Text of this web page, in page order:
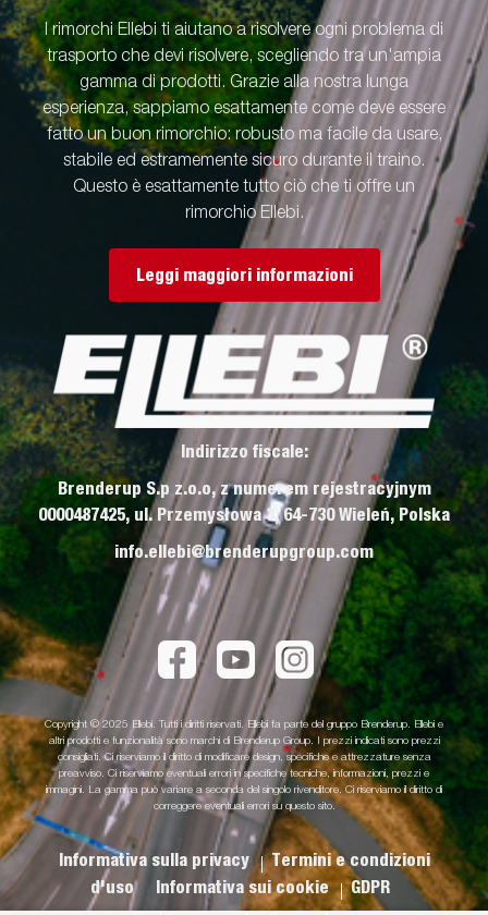
I rimorchi Ellebi ti aiutano a risolvere ogni problema di
trasporto che devi risolvere, scegliendo tra un'ampia
gamma di prodotti. Grazie alla nostra lunga
esperienza, sappiamo esattamente come deve essere
fatto un buon rimorchio: robusto ma facile da usare,
stabile ed estramemente sicuro durante il traino.
Questo è esattamente tutto ciò che ti offre un
rimorchio Ellebi.
Leggi maggiori informazioni
Indirizzo fiscale:
Brenderup S.p z.o.o, z numerem rejestracyjnym
0000487425, ul. Przemysłowa 3, 64-730 Wieleń, Polska
info.ellebi@brenderupgroup.com
Copyright © 2025 Ellebi. Tutti i diritti riservati. Ellebi fa parte del gruppo Brenderup. Ellebi e
altri prodotti e funzionalità sono marchi di Brenderup Group. I prezzi indicati sono prezzi
consigliati. Ci riserviamo il diritto di modificare design, specifiche e attrezzature senza
preavviso. Ci riserviamo eventuali errori in specifiche tecniche, informazioni, prezzi e
immagini. La gamma può variare a seconda del singolo rivenditore. Ci riserviamo il diritto di
correggere eventuali errori su questo sito.
Informativa sulla privacy
Termini e condizioni
d'uso
Informativa sui cookie GDPR